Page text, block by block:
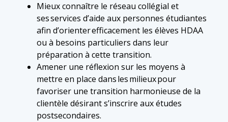
Mieux connaître le réseau collégial et
ses services d’aide aux personnes étudiantes
afin d’orienter efficacement les élèves HDAA
ou à besoins particuliers dans leur
préparation à cette transition.
Amener une réflexion sur les moyens à
mettre en place dans les milieux pour
favoriser une transition harmonieuse de la
clientèle désirant s’inscrire aux études
postsecondaires.